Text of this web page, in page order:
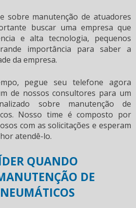
sobre manutenção de atuadores
buscar uma empresa que
e alta tecnologia, pequenos
importância para saber a
da empresa.
pegue seu telefone agora
de nossos consultores para um
sobre manutenção de
. Nosso time é composto por
com as solicitações e esperam
atendê-lo.
QUANDO
DE